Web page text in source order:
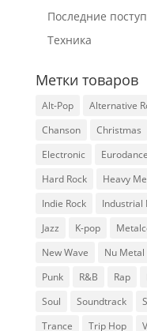
Последние
Техника
Метки товаров
Alt-Pop Alternative
Chanson
Christmas
Electronic
Eurodance
Hard Rock
Heavy
Indie Rock
Industrial
Jazz
K-pop
New Wave
Nu Metal
Punk
R&B Rap
Soul
Soundtrack
Trance
Trip Hop